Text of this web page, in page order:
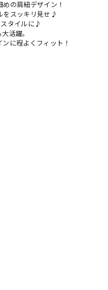
の肩紐デザイン！
をスッキリ見せ♪
タイルに♪
活躍。
に程よくフィット！